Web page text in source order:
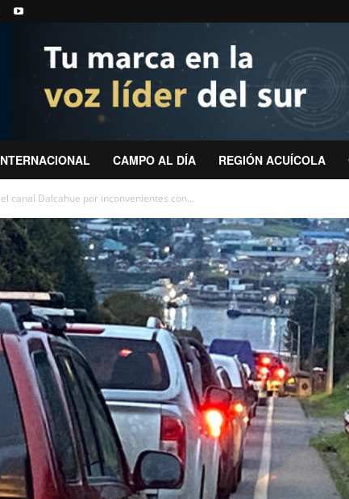
CAMPO AL DÍA REGIÓN ACUÍCOLA
canal Dalcahue por inconvenientes con...